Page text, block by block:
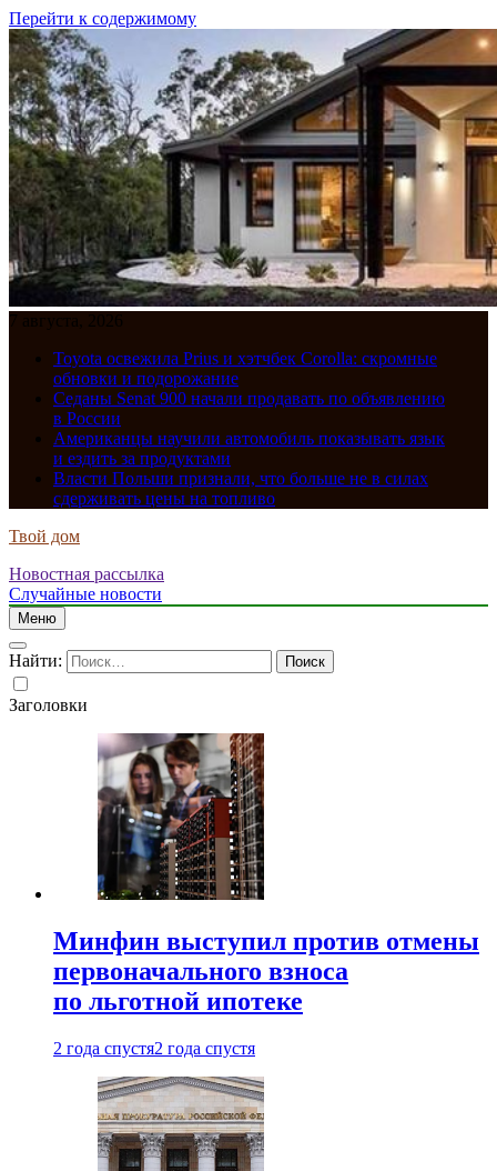
Перейти к содержимому
7 августа, 2026
Toyota освежила Prius и хэтчбек Corolla: скромные
обновки и подорожание
Седаны Senat 900 начали продавать по объявлению
в России
Американцы научили автомобиль показывать язык
и ездить за продуктами
Власти Польши признали, что больше не в силах
сдерживать цены на топливо
Твой дом
Новостная рассылка
Случайные новости
Меню
Найти:
Заголовки
Минфин выступил против отмены
первоначального взноса
по льготной ипотеке
2 года спустя2 года спустя